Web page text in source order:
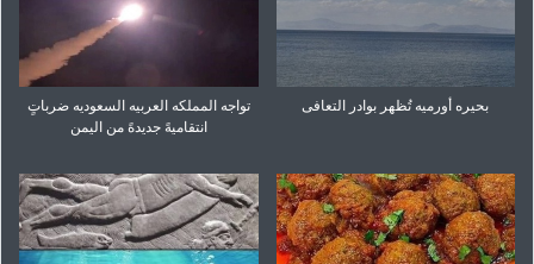
بحیره أورمیه تُظهر بوادر التعافی
تواجه المملکه العربیه السعودیه ضرباتٍ
انتقامیهً جدیدهً من الیمن